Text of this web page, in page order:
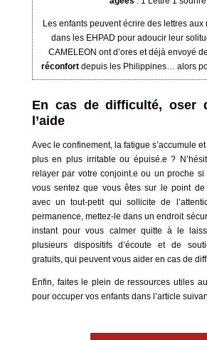
Les enfants peuvent écrire des lettres aux
dans les EHPAD pour adoucir leur
CAMELEON ont d’ores et déjà envoyé
réconfortdepuis les Philippines… alors
En cas de difficulté, oser
l’aide
Avec le confinement, la fatigue s’accumule
plus en plus irritable ou épuisé.e ?
relayer par votre conjoint.e ou un proche si
vous sentez que vous êtes sur le point de
avec un tout-petit qui sollicite de
permanence, mettez-le dans un endroit
instant pour vous calmer quitte à le
plusieurs dispositifs d’écoute et de
gratuits, qui peuventvous aider en cas de
Enfin, faites le plein de ressources utiles
pour occuper vos enfants dans l’article